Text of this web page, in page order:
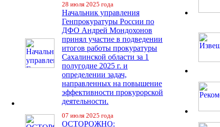
28 июля 2025 года
Начальник управления
Генпрокуратуры России по
ДФО Андрей Мондохонов
принял участие в подведении
итогов работы прокуратуры
Сахалинской области за 1
полугодие 2025 г. и
определении задач,
направленных на повышение
эффективности прокурорской
деятельности.
07 июля 2025 года
ОСТОРОЖНО: